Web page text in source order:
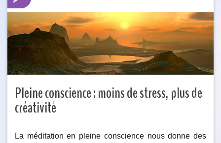
Pleine conscience : moins de stress, plus de
créativité
La méditation en pleine conscience nous donne des